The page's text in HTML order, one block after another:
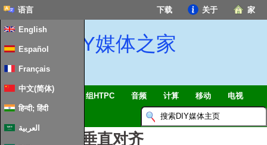
家
关于
下载
语言
English
Español
Français
中文(简体)
हिन्दी; हिंदी
العربية
DIY媒体之家
智能家居 & 物联网 组HTPC 音频 计算 移动 电视
文章标签： 垂直对齐